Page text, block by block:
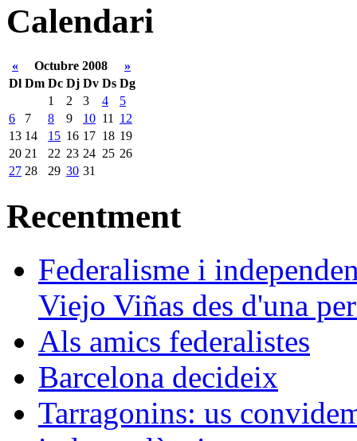
Calendari
« Octubre 2008
»
Dl Dm Dc Dj Dv Ds Dg
1
2 3 4
5
6
7 8 9 10 11
12
13 14 15 16 17 18 19
20 21 22 23 24 25 26
27 28 29 30 31
Recentment
Federalisme i
Viejo Viñas des d'una
Als amics federalistes
Barcelona decideix
Tarragonins: us